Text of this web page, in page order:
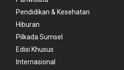
Pendidikan & Kesehatan
Hiburan
Pilkada Sumsel
Edisi Khusus
Internasional